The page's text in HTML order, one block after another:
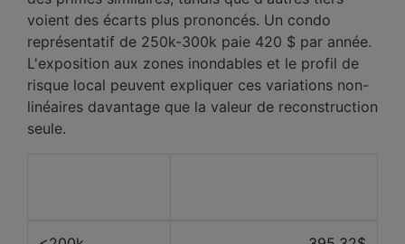
voient des écarts plus prononcés. Un condo
représentatif de 250k-300k paie 420 $ par année.
L'exposition aux zones inondables et le profil de
risque local peuvent expliquer ces variations non-
linéaires davantage que la valeur de reconstruction
seule.